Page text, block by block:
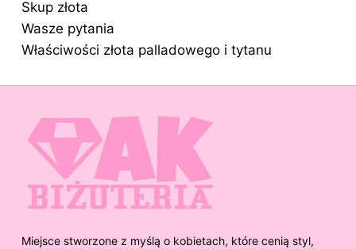
Skup złota
Wasze pytania
Właściwości złota palladowego i tytanu
Miejsce stworzone z myślą o kobietach, które cenią styl,